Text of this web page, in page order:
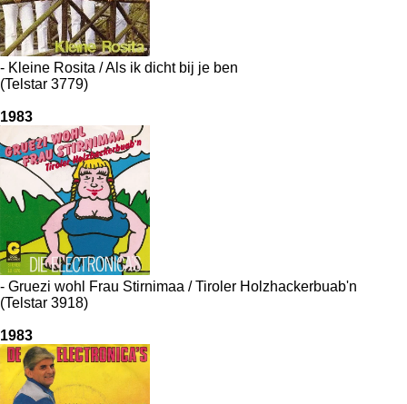
- Kleine Rosita / Als ik dicht bij je ben
(Telstar 3779)
1983
- Gruezi wohl Frau Stirnimaa / Tiroler Holzhackerbuab'n
(Telstar 3918)
1983